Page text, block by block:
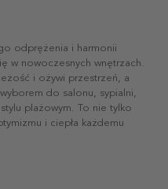
odprężenia i harmonii
w nowoczesnych wnętrzach.
i ożywi przestrzeń, a
do salonu, sypialni,
plażowym. To nie tylko
i ciepła każdemu